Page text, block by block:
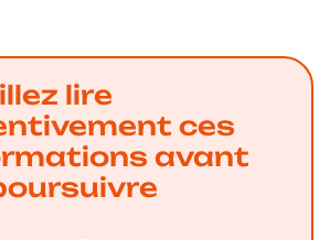
lire
ces
avant